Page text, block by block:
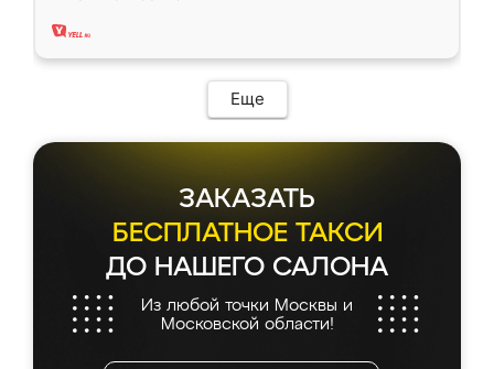
два года, нареканий нет.
Еще
ЗАКАЗАТЬ
БЕСПЛАТНОЕ ТАКСИ
ДО НАШЕГО САЛОНА
Из любой точки Москвы и
Московской области!